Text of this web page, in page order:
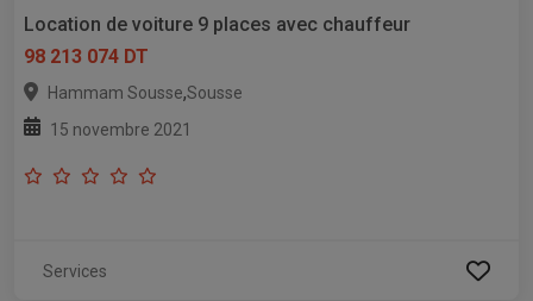
Location de voiture 9 places avec chauffeur
98 213 074 DT
Hammam Sousse,Sousse
15 novembre 2021
Services